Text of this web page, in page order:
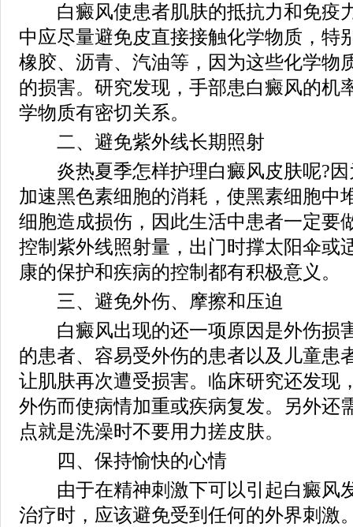
白癜风使患者肌肤的抵抗力和免疫
中应尽量避免皮直接接触化学物质，特
橡胶、沥青、汽油等，因为这些化学物
的损害。研究发现，手部患白癜风的机
学物质有密切关系。
二、避免紫外线长期照射
炎热夏季怎样护理白癜风皮肤呢?因
加速黑色素细胞的消耗，使黑素细胞中
细胞造成损伤，因此生活中患者一定要
控制紫外线照射量，出门时撑太阳伞或
康的保护和疾病的控制都有积极意义。
三、避免外伤、摩擦和压迫
白癜风出现的还一项原因是外伤损
的患者、容易受外伤的患者以及儿童患
让肌肤再次遭受损害。临床研究还发现
外伤而使病情加重或疾病复发。另外还
点就是洗澡时不要用力搓皮肤。
四、保持愉快的心情
由于在精神刺激下可以引起白癜风
治疗时，应该避免受到任何的外界刺激